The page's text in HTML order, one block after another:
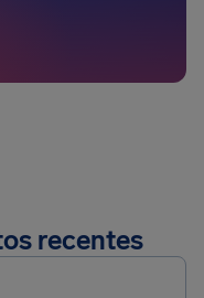
recentes